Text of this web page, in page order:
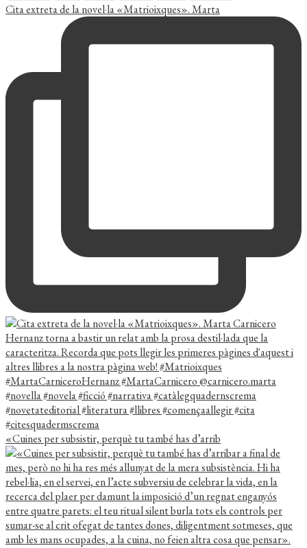
Cita extreta de la novel·la «Matrioixques». Marta
«Cuines per subsistir, perquè tu també has d’arrib